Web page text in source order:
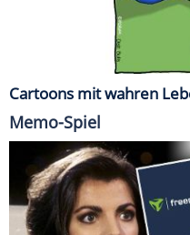
Cartoons mit wahren
Memo-Spiel